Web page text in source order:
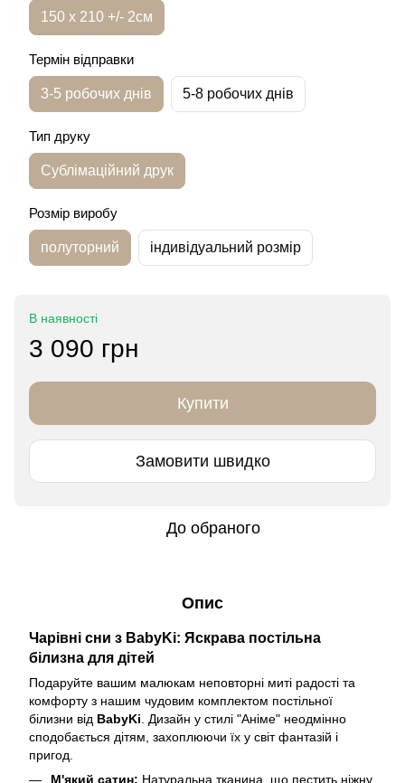
150 х 210 +/- 2см
Термін відправки
3-5 робочих днів 5-8 робочих днів
Тип друку
Сублімаційний друк
Розмір виробу
полуторний індивідуальний розмір
В наявності
3 090 грн
Купити
Замовити швидко
До обраного
Опис
Чарівні сни з BabyKi: Яскрава постільна
білизна для дітей
Подаруйте вашим малюкам неповторні миті радості та
комфорту з нашим чудовим комплектом постільної
білизни від BabyKi . Дизайн у стилі "Аніме" неодмінно
сподобається дітям, захоплюючи їх у світ фантазій і
пригод.
М'який сатин: Натуральна тканина, що пестить ніжну